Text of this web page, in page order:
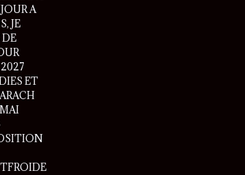
A
JE
DE
ET